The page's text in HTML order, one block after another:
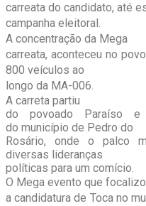
carreata do candidato, até
campanha eleitoral.
A concentração da Mega
carreata, aconteceu no
800 veículos ao
longo da MA-006.
A carreta partiu
do povoado Paraíso
do município de Pedro do
Rosário, onde o palco
diversas lideranças
políticas para um comício.
O Mega evento que
a candidatura de Toca no